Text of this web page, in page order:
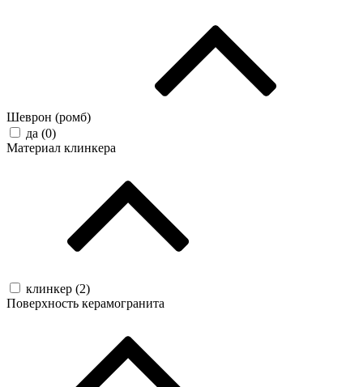
Шеврон (ромб)
да (0)
Материал клинкера
клинкер (2)
Поверхность керамогранита